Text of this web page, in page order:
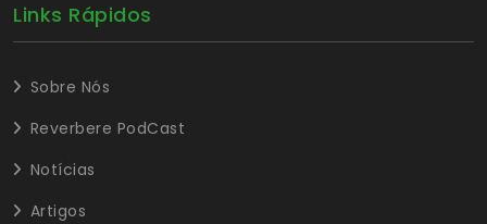
Links Rápidos
Sobre Nós
Reverbere PodCast
Notícias
Artigos